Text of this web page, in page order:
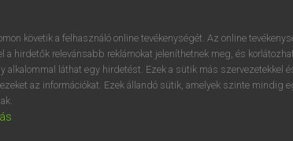
próbaverziójának
regisztrálok ésbelépek.
REGISZTRÁCIÓ
követik a felhasználó online tevékenységét. Az online
a hirdetők relevánsabb reklámokat jeleníthetnek meg, és
alkalommal láthat egy hirdetést. Ezek a sütik más szervezetekkel
az információkat. Ezek állandó sütik, amelyek szinte mindig